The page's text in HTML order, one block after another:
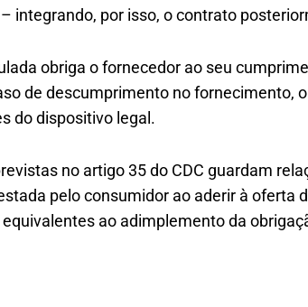
integrando, por isso, o contrato
obriga o fornecedor ao seu
de descumprimento no fornecimento,
do dispositivo legal.
no artigo 35 do CDC guardam
pelo consumidor ao aderir à oferta
ao adimplemento da